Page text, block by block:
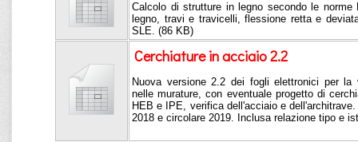
Calcolo di strutture in legno secondo le
legno, travi e travicelli, flessione retta e
SLE. (86 KB)
Cerchiature in acciaio 2.2
Nuova versione 2.2 dei fogli elettronici per la
nelle murature, con eventuale progetto di
HEB e IPE, verifica dell'acciaio e
2018 e circolare 2019. Inclusa relazione tipo e